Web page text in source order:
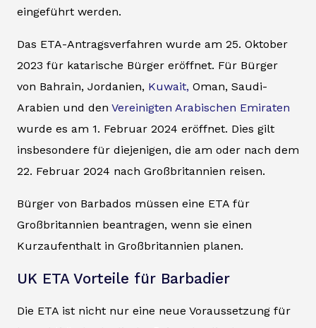
eingeführt werden.
Das ETA-Antragsverfahren wurde am 25. Oktober
2023 für katarische Bürger eröffnet. Für Bürger
von Bahrain, Jordanien, Kuwait, Oman, Saudi-
Arabien und den Vereinigten Arabischen Emiraten
wurde es am 1. Februar 2024 eröffnet. Dies gilt
insbesondere für diejenigen, die am oder nach dem
22. Februar 2024 nach Großbritannien reisen.
Bürger von Barbados müssen eine ETA für
Großbritannien beantragen, wenn sie einen
Kurzaufenthalt in Großbritannien planen.
UK ETA Vorteile für Barbadier
Die ETA ist nicht nur eine neue Voraussetzung für